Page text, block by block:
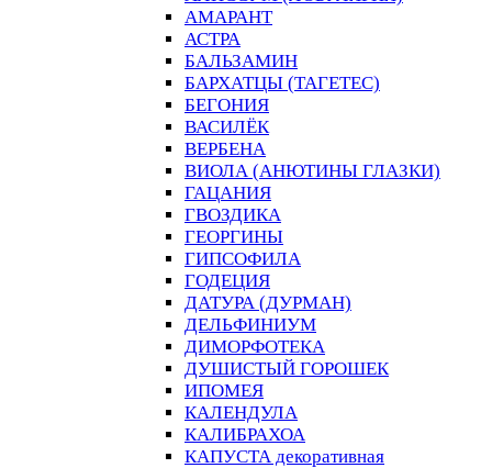
АМАРАНТ
АСТРА
БАЛЬЗАМИН
БАРХАТЦЫ (ТАГЕТЕС)
БЕГОНИЯ
ВАСИЛЁК
ВЕРБЕНА
ВИОЛА (АНЮТИНЫ ГЛАЗКИ)
ГАЦАНИЯ
ГВОЗДИКА
ГЕОРГИНЫ
ГИПСОФИЛА
ГОДЕЦИЯ
ДАТУРА (ДУРМАН)
ДЕЛЬФИНИУМ
ДИМОРФОТЕКА
ДУШИСТЫЙ ГОРОШЕК
ИПОМЕЯ
КАЛЕНДУЛА
КАЛИБРАХОА
КАПУСТА декоративная